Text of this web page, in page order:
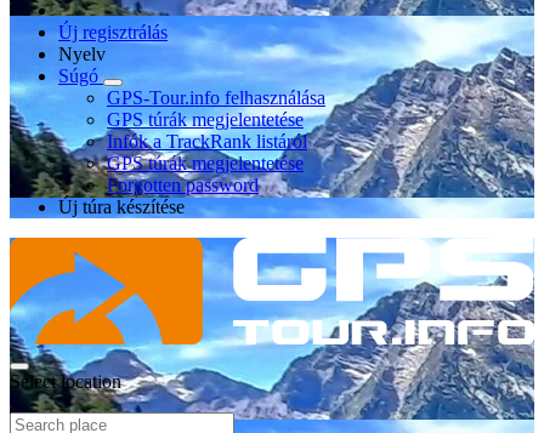
Új regisztrálás
Nyelv
Súgó
GPS-Tour.info felhasználása
GPS túrák megjelentetése
Infók a TrackRank listáról
GPS túrák megjelentetése
Forgotten password
Új túra készítése
Select location